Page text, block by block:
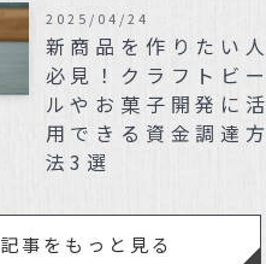
新商品を作りたい人
必見！クラフトビー
ルやお菓子開発に活
用できる資金調達方
法3選
2025/04/24
記事をもっと見る